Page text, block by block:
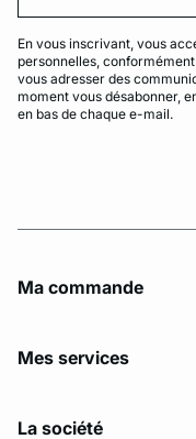
En vous inscrivant, vous
personnelles, conformément
vous adresser des
moment vous désabonner,
en bas de chaque e-mail.
Ma commande
Mes services
La société